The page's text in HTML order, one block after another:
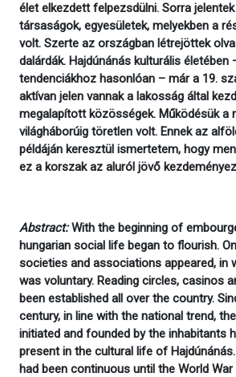
élet elkezdett felpezsdülni. Sorra
társaságok, egyesületek, melyekben a
volt. Szerte az országban létrejöttek
dalárdák. Hajdúnánás kulturális
tendenciákhoz hasonlóan – már a 19.
aktívan jelen vannak a lakosság által
megalapított közösségek. Működésük a
világháborúig töretlen volt. Ennek az
példáján keresztül ismertetem, hogy
ez a korszak az aluról jövő
Abstract:With the beginning of
hungarian social life began to flourish.
societies and associations appeared, in
was voluntary. Reading circles, casinos
been established all over the country.
century, in line with the national trend,
initiated and founded by the inhabitants
present in the cultural life of
had been continuous until the World